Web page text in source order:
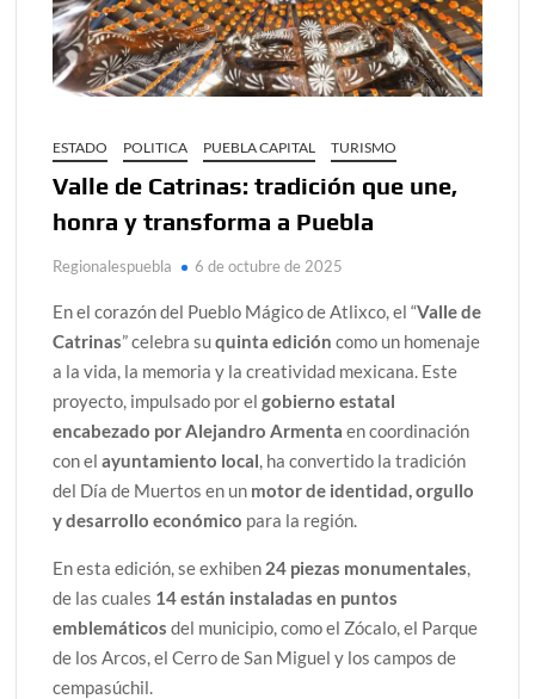
ESTADO POLITICA PUEBLA CAPITAL TURISMO
Valle de Catrinas: tradición que une,
honra y transforma a Puebla
Regionalespuebla 6 de octubre de 2025
En el corazón del Pueblo Mágico de Atlixco, el “Valle de
Catrinas” celebra suquinta edición como un homenaje
a la vida, la memoria y la creatividad mexicana. Este
proyecto, impulsado por elgobierno estatal
encabezado por Alejandro Armenta en coordinación
con elayuntamiento local, ha convertido la tradición
del Día de Muertos en un motor de identidad, orgullo
y desarrollo económico para la región.
En esta edición, se exhiben 24 piezas monumentales,
de las cuales 14 están instaladas en puntos
emblemáticos del municipio, como el Zócalo, el Parque
de los Arcos, el Cerro de San Miguel y los campos de
cempasúchil.